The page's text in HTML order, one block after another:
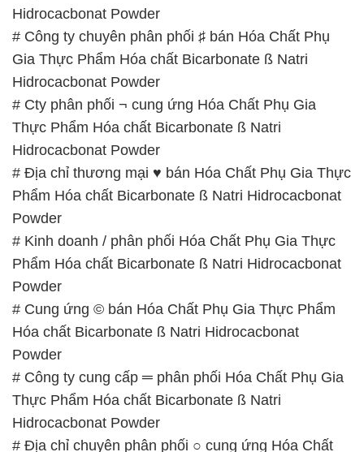
Hidrocacbonat Powder
# Công ty chuyên phân phối ♯ bán Hóa Chất Phụ
Gia Thực Phẩm Hóa chất Bicarbonate ß Natri
Hidrocacbonat Powder
# Cty phân phối ¬ cung ứng Hóa Chất Phụ Gia
Thực Phẩm Hóa chất Bicarbonate ß Natri
Hidrocacbonat Powder
# Địa chỉ thương mại ♥ bán Hóa Chất Phụ Gia Thực
Phẩm Hóa chất Bicarbonate ß Natri Hidrocacbonat
Powder
# Kinh doanh / phân phối Hóa Chất Phụ Gia Thực
Phẩm Hóa chất Bicarbonate ß Natri Hidrocacbonat
Powder
# Cung ứng © bán Hóa Chất Phụ Gia Thực Phẩm
Hóa chất Bicarbonate ß Natri Hidrocacbonat
Powder
# Công ty cung cấp ═ phân phối Hóa Chất Phụ Gia
Thực Phẩm Hóa chất Bicarbonate ß Natri
Hidrocacbonat Powder
# Địa chỉ chuyên phân phối ○ cung ứng Hóa Chất